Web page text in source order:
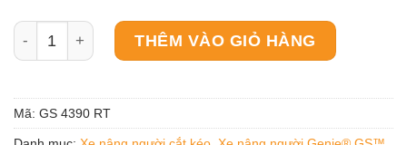
Xe nâng ngươi cắt kéo GS 4390 RT số lượng
THÊM VÀO GIỎ HÀNG
Mã: GS 4390 RT